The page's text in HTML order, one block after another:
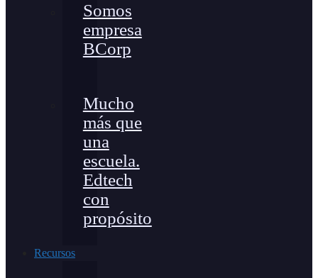
Somos
empresa
BCorp
Mucho
más que
una
escuela.
Edtech
con
propósito
Recursos